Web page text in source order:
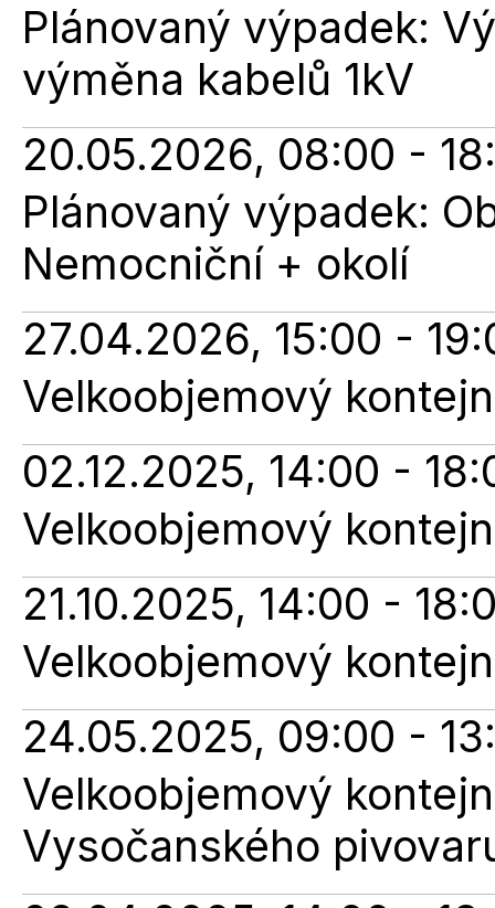
Plánovaný výpadek:
výměna kabelů 1kV
20.05.2026, 08:00 -
Plánovaný výpadek:
Nemocniční + okolí
27.04.2026, 15:00 -
Velkoobjemový
02.12.2025, 14:00 -
Velkoobjemový
21.10.2025, 14:00 -
Velkoobjemový
24.05.2025, 09:00 -
Velkoobjemový
Vysočanského